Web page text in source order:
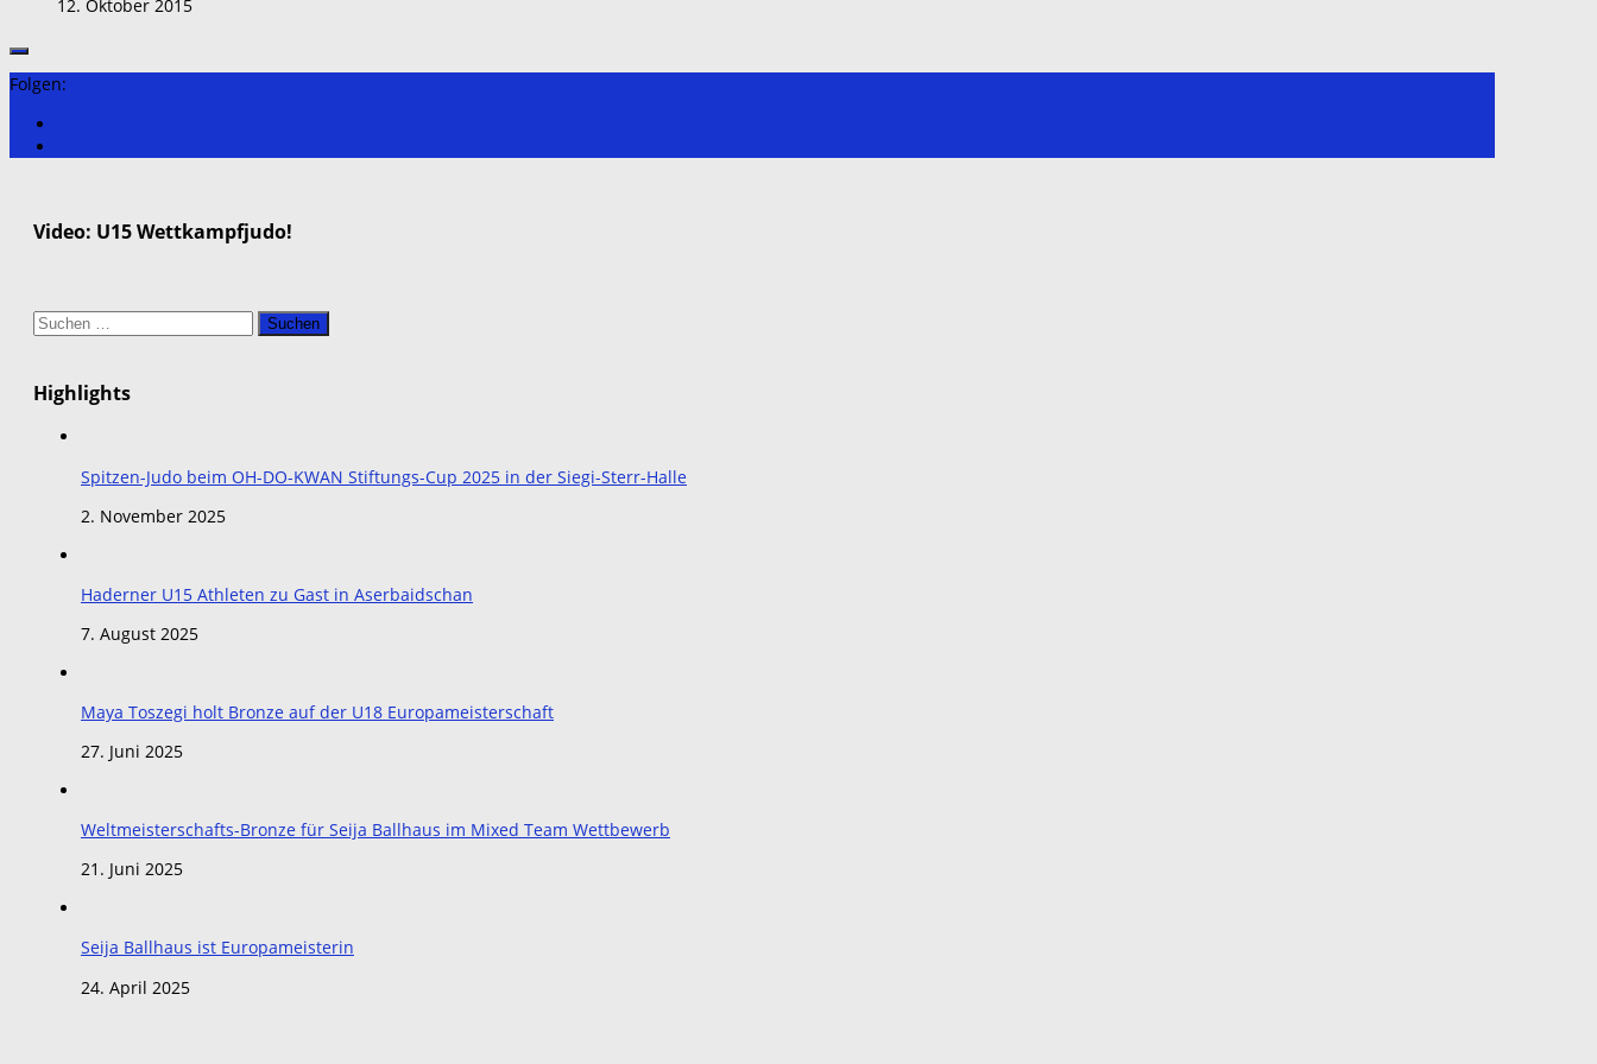
12. Oktober 2015
Folgen:
Video: U15 Wettkampfjudo!
Suchen
nach:
Highlights
Spitzen-Judo beim OH-DO-KWAN Stiftungs-Cup 2025 in der Siegi-Sterr-Halle
2. November 2025
Haderner U15 Athleten zu Gast in Aserbaidschan
7. August 2025
Maya Toszegi holt Bronze auf der U18 Europameisterschaft
27. Juni 2025
Weltmeisterschafts-Bronze für Seija Ballhaus im Mixed Team Wettbewerb
21. Juni 2025
Seija Ballhaus ist Europameisterin
24. April 2025